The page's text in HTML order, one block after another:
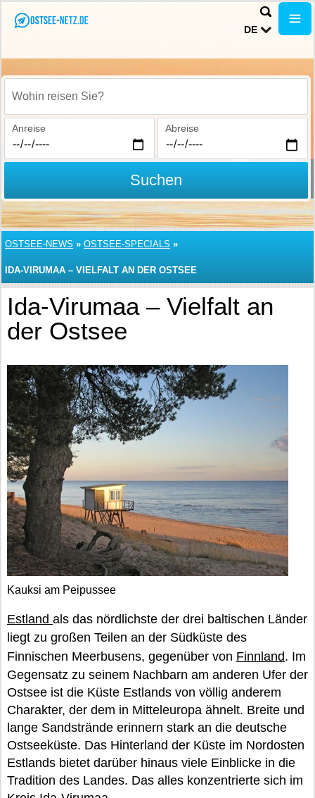
DE
Wohin reisen Sie?
Anreise Abreise
Suchen
OSTSEE-NEWS » OSTSEE-SPECIALS »
IDA-VIRUMAA – VIELFALT AN DER OSTSEE
Ida-Virumaa – Vielfalt an
der Ostsee
Kauksi am Peipussee
Estland als das nördlichste der drei baltischen Länder
liegt zu großen Teilen an der Südküste des
Finnischen Meerbusens, gegenüber von Finnland. Im
Gegensatz zu seinem Nachbarn am anderen Ufer der
Ostsee ist die Küste Estlands von völlig anderem
Charakter, der dem in Mitteleuropa ähnelt. Breite und
lange Sandstrände erinnern stark an die deutsche
Ostseeküste. Das Hinterland der Küste im Nordosten
Estlands bietet darüber hinaus viele Einblicke in die
Tradition des Landes. Das alles konzentrierte sich im